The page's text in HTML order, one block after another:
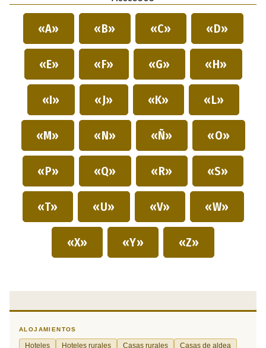
«A» «B» «C» «D»
«E» «F» «G» «H»
«I» «J» «K» «L»
«M» «N» «Ñ» «O»
«P» «Q» «R» «S»
«T» «U» «V» «W»
«X» «Y» «Z»